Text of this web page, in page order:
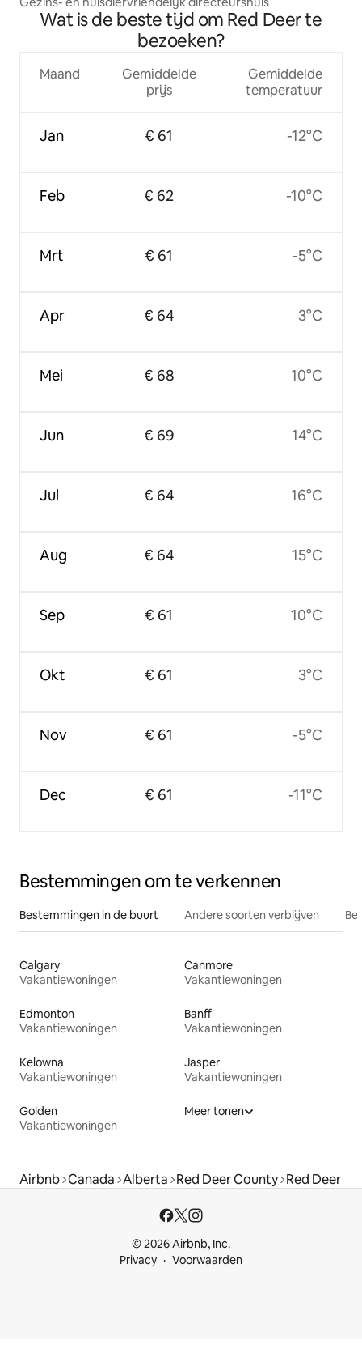
Wat is de beste tijd om Red Deer te
bezoeken?
Maand
Jan
Feb
Mrt
Apr
Mei
Jun
Jul
Aug
Sep
Okt
Nov
Dec
Gemiddelde
prijs
€ 61
€ 62
€ 61
€ 64
€ 68
€ 69
€ 64
€ 64
€ 61
€ 61
€ 61
€ 61
Gemiddelde
temperatuur
-12°C
-10°C
-5°C
3°C
10°C
14°C
16°C
15°C
10°C
3°C
-5°C
-11°C
Bestemmingen om te verkennen
Bestemmingen in de buurt Andere soorten verblijven
Calgary
Vakantiewoningen
Canmore
Vakantiewoningen
Edmonton
Vakantiewoningen
Banff
Vakantiewoningen
Kelowna
Vakantiewoningen
Jasper
Vakantiewoningen
Golden
Vakantiewoningen
Meer tonen
Airbnb Canada Alberta Red Deer County Red Deer
© 2026 Airbnb, Inc.
Privacy
Voorwaarden